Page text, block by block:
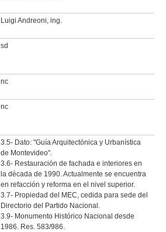
Luigi Andreoni, ing.
sd
nc
nc
3.5- Dato: "Guía Arquitectónica y Urbanística
de Montevideo".
3.6- Restauración de fachada e interiores en
la década de 1990. Actualmente se encuentra
en refacción y reforma en el nivel superior.
3.7- Propiedad del MEC, cedida para sede del
Directorio del Partido Nacional.
3.9- Monumento Histórico Nacional desde
1986. Res. 583/986.